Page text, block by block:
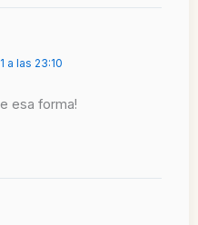
a las 23:10
esa forma!